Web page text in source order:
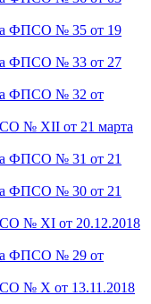
ФПСО № 35 от 19
ФПСО № 33 от 27
ФПСО № 32 от
№ XII от 21 марта
ФПСО № 31 от 21
ФПСО № 30 от 21
№ XI от 20.12.2018
ФПСО № 29 от
№ X от 13.11.2018